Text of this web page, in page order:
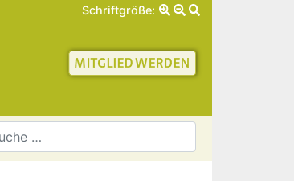
Schriftgröße:
für Geschichte